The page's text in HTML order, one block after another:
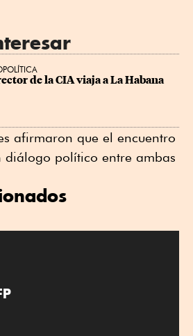
de la CIA viaja a La Habana
afirmaron que el encuentro
político entre ambas